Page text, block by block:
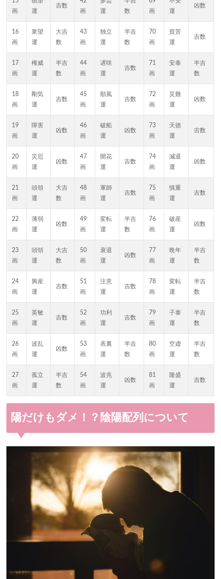
画
運
吉数
画
運
数
画
運
凶数
16
画
衆望
運
大吉
数
43
画
独立
運
半吉
数
70
画
貧苦
運
吉数
17
画
権威
運
半吉
数
44
画
遅咲
運
吉数
71
画
安泰
運
半吉
数
18
画
剛気
運
吉数
45
画
順風
運
吉数
72
画
災難
運
凶数
19
画
障害
運
凶数
46
画
破船
運
凶数
73
画
天徳
運
吉数
20
画
災厄
運
凶数
47
画
開花
運
吉数
74
画
減退
運
凶数
21
画
頭領
運
大吉
数
48
画
軍師
運
吉数
75
画
慎重
運
吉数
22
画
薄弱
運
凶数
49
画
変転
運
半吉
数
76
画
破産
運
凶数
23
画
頭領
運
大吉
数
50
画
衰退
運
凶数
77
画
晩年
運
半吉
数
24
画
興産
運
吉数
51
画
注意
運
吉数
78
画
変転
運
半吉
数
25
画
英敏
運
吉数
52
画
功利
運
吉数
79
画
子泰
運
半吉
数
26
画
波乱
運
凶数
53
画
表裏
運
半吉
数
80
画
空虚
運
半吉
数
27
画
孤立
運
半吉
数
54
画
波兆
運
凶数
81
画
隆盛
運
吉数
陽だけもダメ！？陰陽配列について